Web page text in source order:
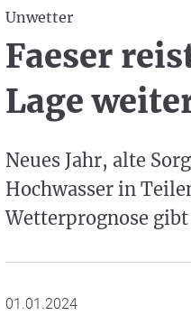
Unwetter
Faeser
Lage
Neues Jahr, alte
Hochwasser in
Wetterprognose
01.01.2024